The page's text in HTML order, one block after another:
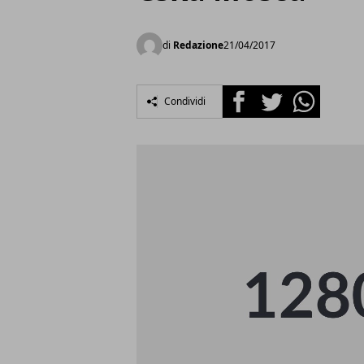
di Redazione21/04/2017
Condividi FacebookTwitterWhatsapp